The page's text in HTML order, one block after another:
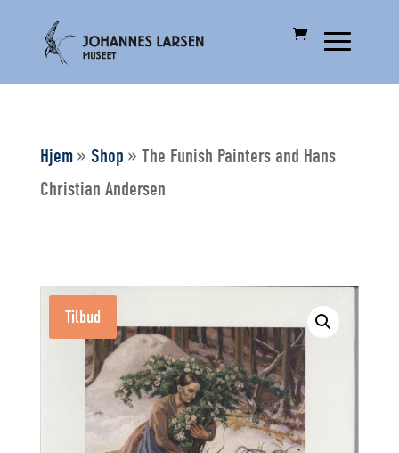
Hjem» Shop » The Funish Painters and Hans
Christian Andersen
Tilbud